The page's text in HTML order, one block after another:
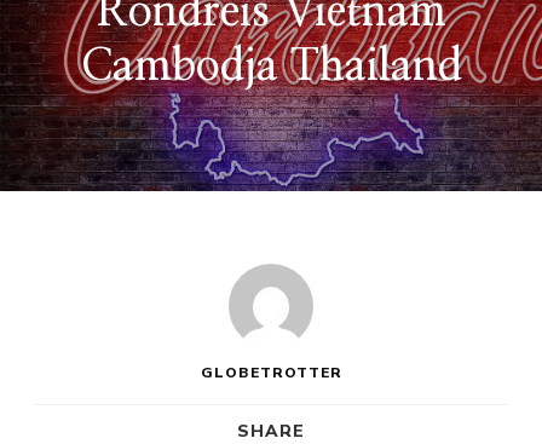
Rondreis Vietnam
Cambodja Thailand
GLOBETROTTER
SHARE